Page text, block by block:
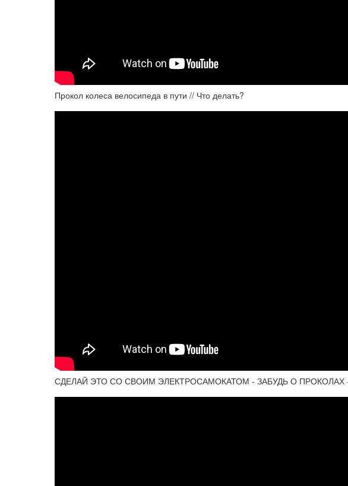
Прокол колеса велосипеда в пути // Что делать?
СДЕЛАЙ ЭТО СО СВОИМ ЭЛЕКТРОСАМОКАТОМ - ЗАБУДЬ О ПРОКОЛАХ -